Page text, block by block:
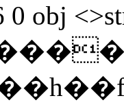
0 obj